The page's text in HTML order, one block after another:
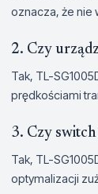
oznacza, że nie
2. Czy
Tak, TL-
prędkościami
3. Czy
Tak, TL-
optymalizacji